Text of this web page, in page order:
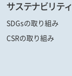
サステナビリティ
SDGsの取り組み
CSRの取り組み